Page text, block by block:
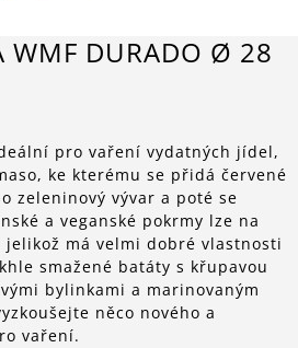
WMF DURADO Ø 28
pro vaření vydatných jídel,
ke kterému se přidá červené
zeleninový vývar a poté se
a veganské pokrmy lze na
má velmi dobré vlastnosti
smažené batáty s křupavou
bylinkami a marinovaným
něco nového a
vaření.